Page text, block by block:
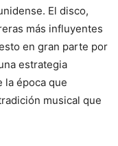
El disco,
más influyentes
en gran parte por
estrategia
la época que
musical que